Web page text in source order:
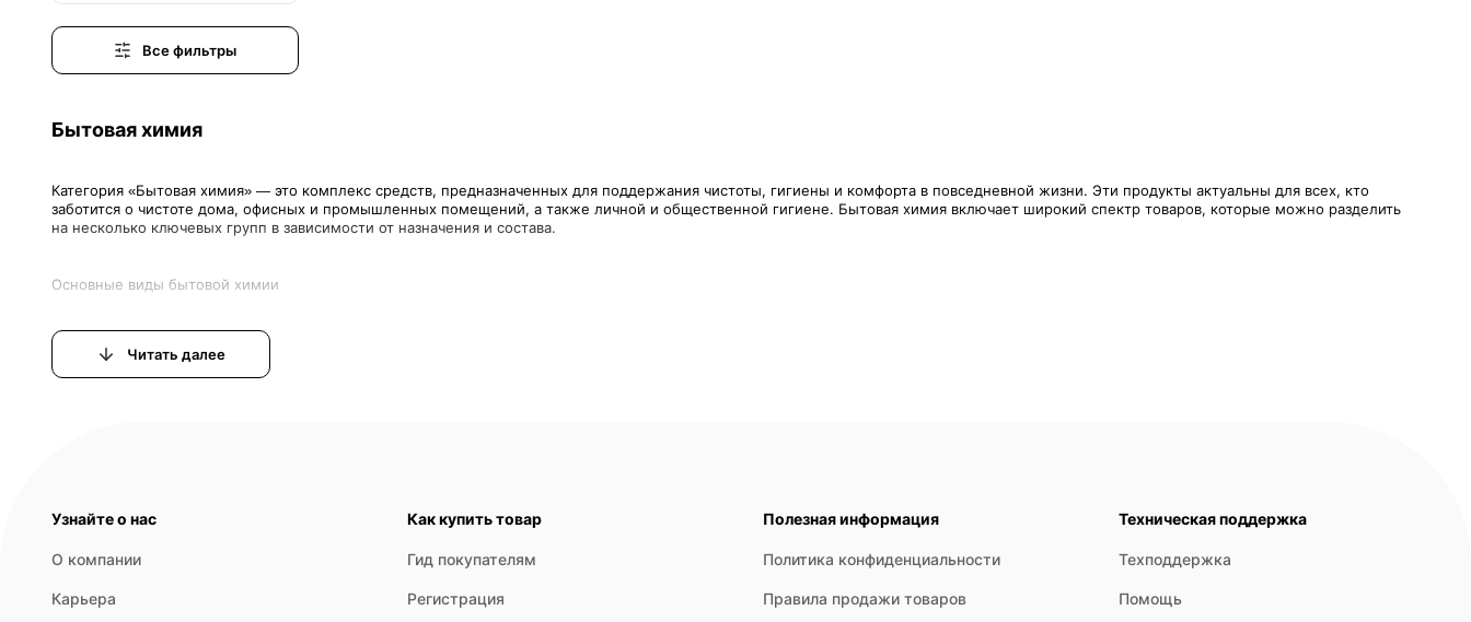
Все фильтры
Бытовая химия
Категория «Бытовая химия» — это комплекс средств, предназначенных для поддержания чистоты, гигиены и комфорта в повседневной жизни. Эти продукты актуальны для всех, кто
заботится о чистоте дома, офисных и промышленных помещений, а также личной и общественной гигиене. Бытовая химия включает широкий спектр товаров, которые можно разделить
1. Средства для стирки и ухода за тканями. Сюда входят порошки, гели, кондиционеры для белья и пятновыводители. Основная задача этих продуктов — удаление загрязнений разной
Читать далее
Узнайте о нас
О компании
Карьера
Как купить товар
Гид покупателям
Регистрация
Полезная информация
Политика конфиденциальности
Правила продажи товаров
Техническая поддержка
Техподдержка
Помощь